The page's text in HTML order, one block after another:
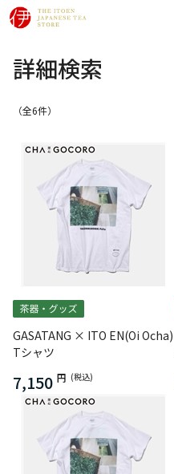
詳細検索
（ 6件）
GASATANG × ITO EN(Oi Ocha)
Tシャツ
7,150 円 (税込)